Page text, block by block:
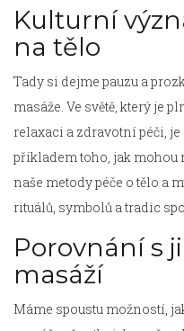
Kulturní
na tělo
Tady si dejme pauzu a
masáže. Ve světě, který je
relaxaci a zdravotní péči,
příkladem toho, jak
naše metody péče o tělo a
rituálů, symbolů a tradic
Porovnání s
masáží
Máme spoustu možností,